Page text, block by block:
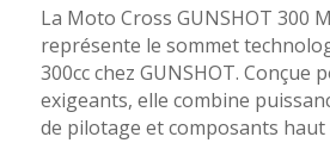
La Moto Cross GUNSHOT 300
représente le sommet
300cc chez GUNSHOT. Conçue
exigeants, elle combine
de pilotage et composants haut